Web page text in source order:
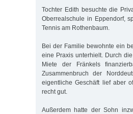
Tochter Edith besuchte die
Oberrealschule in Eppendorf,
Tennis am Rothenbaum.
Bei der Familie bewohnte ein
eine Praxis unterhielt. Durch
Miete der Fränkels
Zusammenbruch der
eigentliche Geschäft lief aber
recht gut.
Außerdem hatte der Sohn